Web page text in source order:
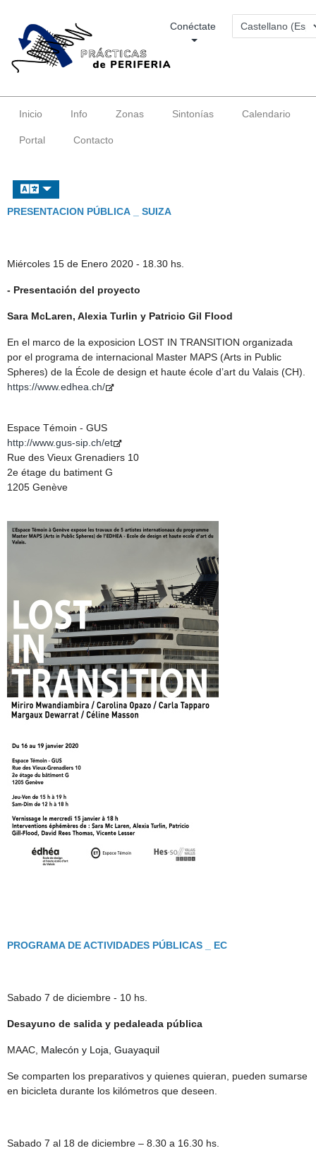
Conéctate
Inicio Info Zonas Sintonías Calendario
Portal Contacto
PRESENTACION PÚBLICA _ SUIZA
Miércoles 15 de Enero 2020 - 18.30 hs.
- Presentación del proyecto
Sara McLaren, Alexia Turlin y Patricio Gil Flood
En el marco de la exposicion LOST IN TRANSITION organizada
por el programa de internacional Master MAPS (Arts in Public
Spheres) de la École de design et haute école d’art du Valais (CH).
https://www.edhea.ch/
Espace Témoin - GUS
http://www.gus-sip.ch/et
Rue des Vieux Grenadiers 10
2e étage du batiment G
1205 Genève
PROGRAMA DE ACTIVIDADES PÚBLICAS _ EC
Sabado 7 de diciembre - 10 hs.
Desayuno de salida y pedaleada pública
MAAC, Malecón y Loja, Guayaquil
Se comparten los preparativos y quienes quieran, pueden sumarse
en bicicleta durante los kilómetros que deseen.
Sabado 7 al 18 de diciembre – 8.30 a 16.30 hs.